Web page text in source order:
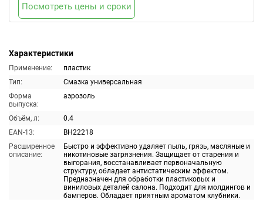
Характеристики
Применение:
пластик
Тип:
Смазка универсальная
Форма
выпуска:
аэрозоль
Объём, л:
0.4
EAN-13:
BH22218
Расширенное
описание:
Быстро и эффективно удаляет пыль, грязь, масляные и
никотиновые загрязнения. Защищает от старения и
выгорания, восстанавливает первоначальную
структуру, обладает антистатическим эффектом.
Предназначен для обработки пластиковых и
виниловых деталей салона. Подходит для молдингов и
бамперов. Обладает приятным ароматом клубники.
Посмотреть цены и сроки